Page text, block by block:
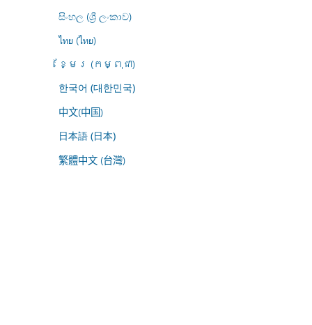
සිංහල (ශ්‍රී ලංකාව)
ไทย (ไทย)
ខ្មែរ (កម្ពុជា)
한국어 (대한민국)
中文(中国)
日本語 (日本)
繁體中文 (台灣)